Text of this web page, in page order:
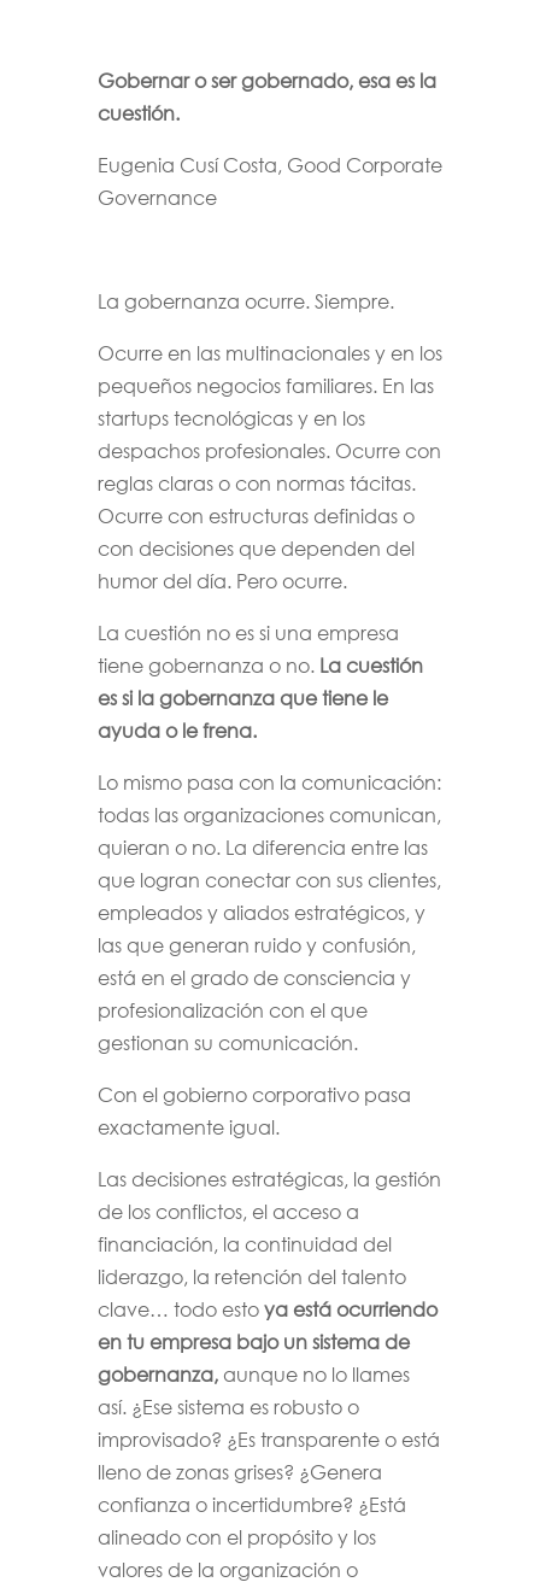
Gobernar o ser gobernado, esa es la
cuestión.
Eugenia Cusí Costa, Good Corporate
Governance
La gobernanza ocurre. Siempre.
Ocurre en las multinacionales y en los
pequeños negocios familiares. En las
startups tecnológicas y en los
despachos profesionales. Ocurre con
reglas claras o con normas tácitas.
Ocurre con estructuras definidas o
con decisiones que dependen del
humor del día. Pero ocurre.
La cuestión no es si una empresa
tiene gobernanza o no. La cuestión
es si la gobernanza que tiene le
ayuda o le frena.
Lo mismo pasa con la comunicación:
todas las organizaciones comunican,
quieran o no. La diferencia entre las
que logran conectar con sus clientes,
empleados y aliados estratégicos, y
las que generan ruido y confusión,
está en el grado de consciencia y
profesionalización con el que
gestionan su comunicación.
Con el gobierno corporativo pasa
exactamente igual.
Las decisiones estratégicas, la gestión
de los conflictos, el acceso a
financiación, la continuidad del
liderazgo, la retención del talento
clave… todo estoya está ocurriendo
en tu empresa bajo un sistema de
gobernanza,aunque no lo llames
así. ¿Ese sistema es robusto o
improvisado? ¿Es transparente o está
lleno de zonas grises? ¿Genera
confianza o incertidumbre? ¿Está
alineado con el propósito y los
valores de la organización o